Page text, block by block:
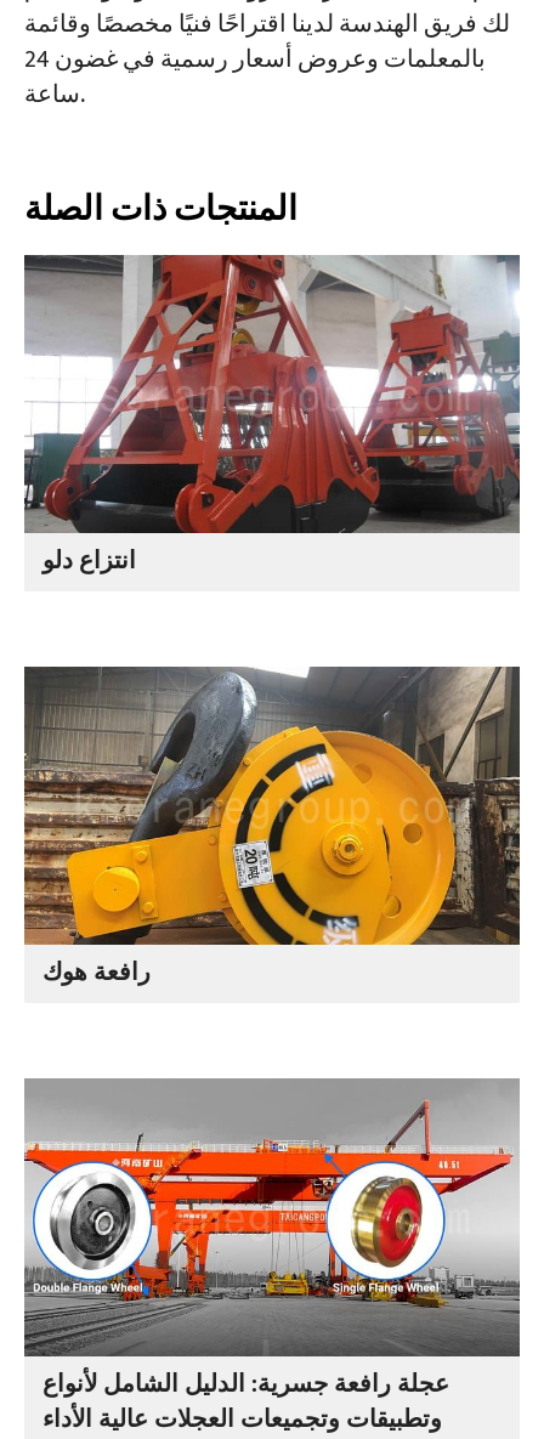
لك فريق الهندسة لدينا اقتراحًا فنيًا مخصصًا وقائمة
بالمعلمات وعروض أسعار رسمية في غضون 24
ساعة.
المنتجات ذات الصلة
انتزاع دلو
رافعة هوك
عجلة رافعة جسرية: الدليل الشامل لأنواع
وتطبيقات وتجميعات العجلات عالية الأداء